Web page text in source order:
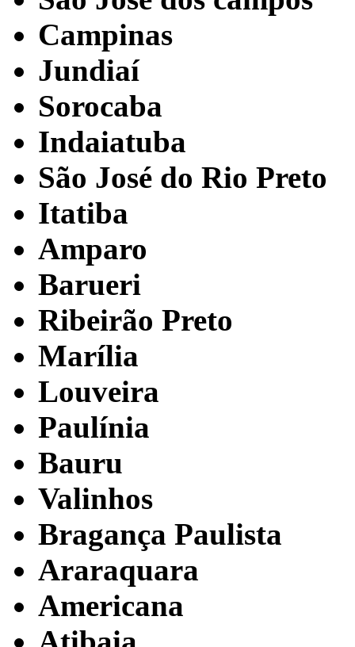
Campinas
Jundiaí
Sorocaba
Indaiatuba
São José do Rio Preto
Itatiba
Amparo
Barueri
Ribeirão Preto
Marília
Louveira
Paulínia
Bauru
Valinhos
Bragança Paulista
Araraquara
Americana